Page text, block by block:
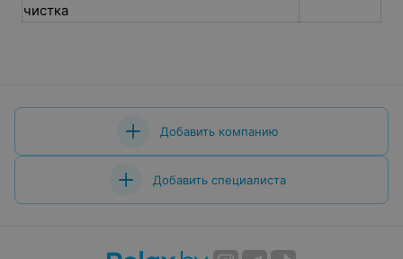
чистка
Добавить компанию
Добавить специалиста